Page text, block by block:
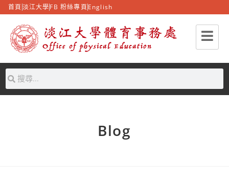
首頁 淡江大學FB 粉絲專頁 English
Blog